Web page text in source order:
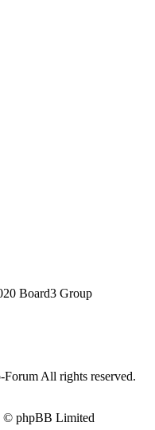
Board3 Group
All rights reserved.
© phpBB Limited